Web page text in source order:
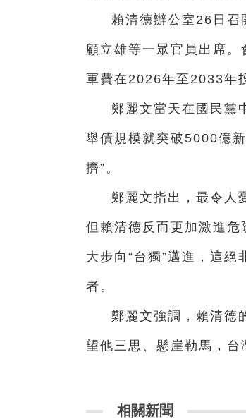
賴清德辦公室26日召
顧立雄等一眾官員出席
軍費在2026年至2033年
鄭麗文當天在國民黨
舉債規模就突破5000億
擠”。
鄭麗文指出，最令人
但賴清德反而更加激進危
大步向“台獨”邁進，這
者。
鄭麗文強調，賴清德
望他三思、懸崖勒馬，台
相關新聞